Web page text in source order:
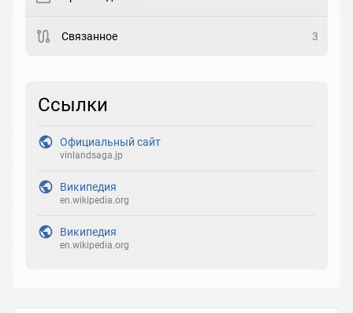
Реакция
Связанное 3
Ссылки
Официальный сайт
vinlandsaga.jp
Википедия
en.wikipedia.org
Википедия
en.wikipedia.org